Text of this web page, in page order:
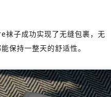
袜子成功实现了无缝包裹，无
保持一整天的舒适性。